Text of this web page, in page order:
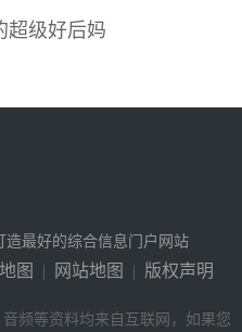
超级好后妈
造最好的综合信息门户网站
图 | 网站地图 | 版权声明
频等资料均来自互联网，如果您